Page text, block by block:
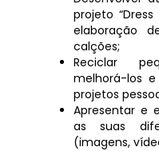
projeto
elaboração
calções;
Reciclar
melhorá-los
projetos
Apresentar e
as suas
(imagens,